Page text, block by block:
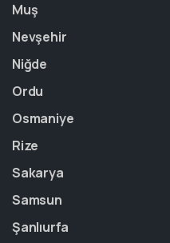
Muş
Nevşehir
Niğde
Ordu
Osmaniye
Rize
Sakarya
Samsun
Şanlıurfa